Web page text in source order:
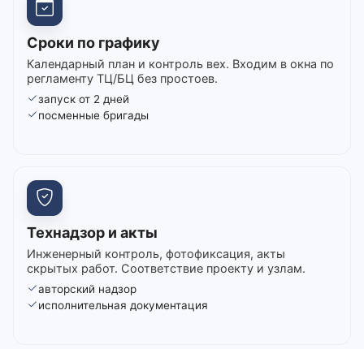
Сроки по графику
Календарный план и контроль вех. Входим в окна по
регламенту ТЦ/БЦ без простоев.
запуск от 2 дней
посменные бригады
Технадзор и акты
Инженерный контроль, фотофиксация, акты
скрытых работ. Соответствие проекту и узлам.
авторский надзор
исполнительная документация